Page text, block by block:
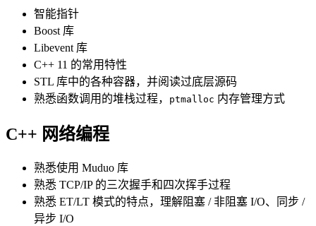
智能指针
Boost 库
Libevent 库
C++ 11 的常用特性
STL 库中的各种容器，并阅读过底层源码
熟悉函数调用的堆栈过程，
ptmalloc 内存管理方式
C++ 网络编程
熟悉使用 Muduo 库
熟悉 TCP/IP 的三次握手和四次挥手过程
熟悉 ET/LT 模式的特点，理解阻塞 / 非阻塞 I/O、同步 /
异步 I/O